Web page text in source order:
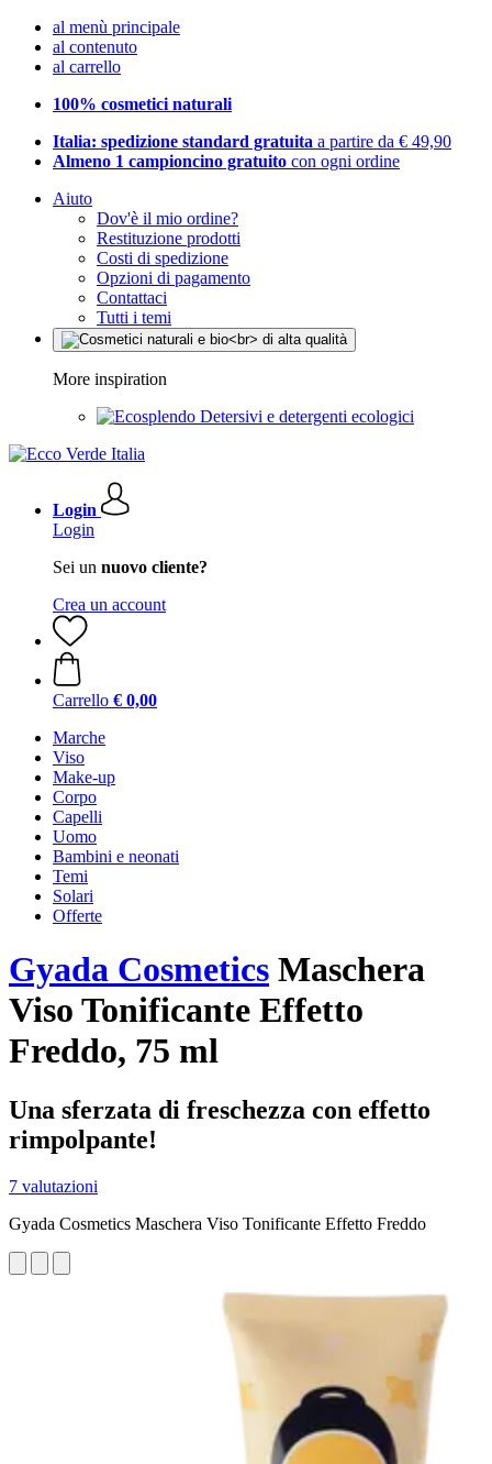
al menù principale
al contenuto
al carrello
100% cosmetici naturali
Italia: spedizione standard gratuita a partire da € 49,90
Almeno 1 campioncino gratuito con ogni ordine
Aiuto
Dov'è il mio ordine?
Restituzione prodotti
Costi di spedizione
Opzioni di pagamento
Contattaci
Tutti i temi
More inspiration
Detersivi e detergenti ecologici
Login
Login
Sei un nuovo cliente?
Crea un account
Carrello € 0,00
Marche
Viso
Make-up
Corpo
Capelli
Uomo
Bambini e neonati
Temi
Solari
Offerte
Gyada Cosmetics Maschera
Viso Tonificante Effetto
Freddo, 75 ml
Una sferzata di freschezza con effetto
rimpolpante!
7 valutazioni
Gyada Cosmetics Maschera Viso Tonificante Effetto Freddo